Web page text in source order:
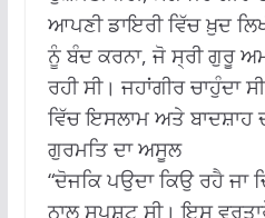
ਆਪਣੀ ਡਾਇਰੀ ਵਿੱਚ ਖ਼ੁਦ
ਨੂੰ ਬੰਦ ਕਰਨਾ, ਜੋ ਸ੍ਰੀ ਗੁਰੂ
ਰਹੀ ਸੀ। ਜਹਾਂਗੀਰ ਚਾਹੁੰਦਾ
ਵਿੱਚ ਇਸਲਾਮ ਅਤੇ ਬਾਦਸ਼ਾਹ
ਗੁਰਮਤਿ ਦਾ ਅਸੂਲ
“ਦੋਜਕਿ ਪਉਦਾ ਕਿਉ ਰਹੈ ਜਾ
ਨਾਲ ਸਪਸ਼ਟ ਸੀ। ਇਸ